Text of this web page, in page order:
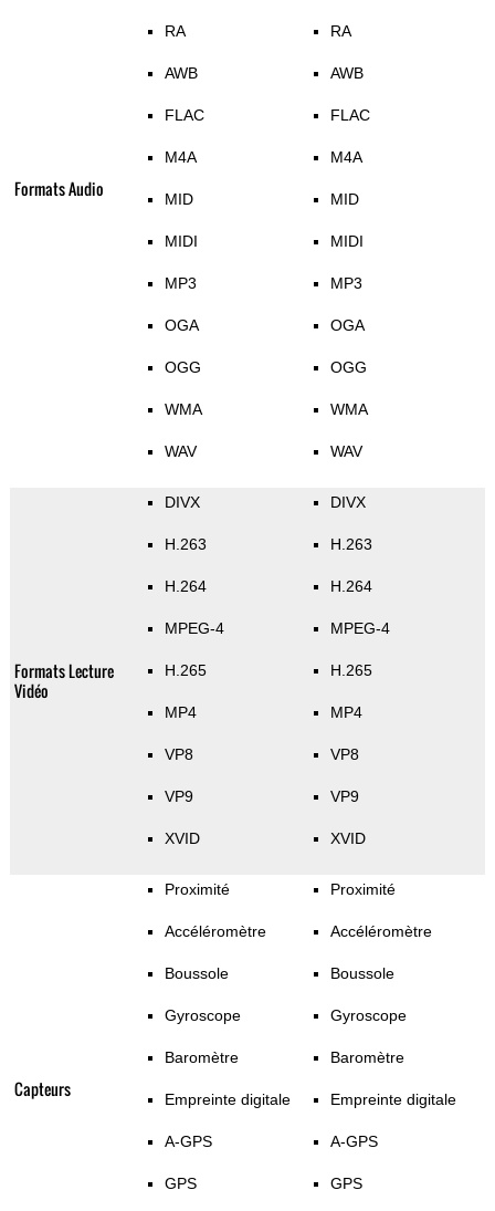
Formats Audio
RA
AWB
FLAC
M4A
MID
MIDI
MP3
OGA
OGG
WMA
WAV
RA
AWB
FLAC
M4A
MID
MIDI
MP3
OGA
OGG
WMA
WAV
Formats Lecture
Vidéo
DIVX
H.263
H.264
MPEG-4
H.265
MP4
VP8
VP9
XVID
DIVX
H.263
H.264
MPEG-4
H.265
MP4
VP8
VP9
XVID
Capteurs
Proximité
Accéléromètre
Boussole
Gyroscope
Baromètre
Empreinte digitale
A-GPS
GPS
Proximité
Accéléromètre
Boussole
Gyroscope
Baromètre
Empreinte digitale
A-GPS
GPS